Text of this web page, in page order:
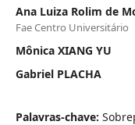
Ana Luiza Rolim de
Fae Centro Universitário
Mônica XIANG YU
Gabriel PLACHA
Palavras-chave: